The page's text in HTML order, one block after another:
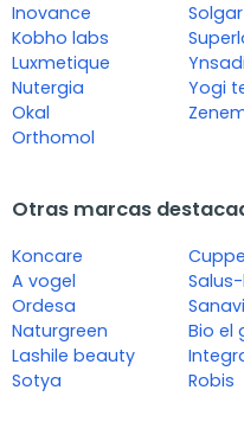
Inovance
Kobho labs
Luxmetique
Nutergia
Okal
Orthomol
Solgar
Yogi
Otras marcas
Koncare
A vogel
Ordesa
Naturgreen
Lashile beauty
Sotya
Sanavi
Bio el
Robis